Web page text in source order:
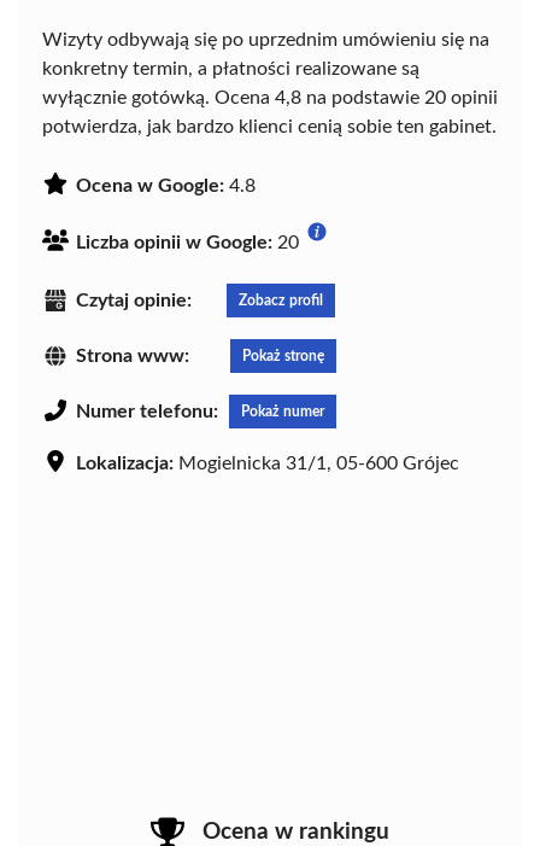
Wizyty odbywają się po uprzednim umówieniu się na
konkretny termin, a płatności realizowane są
wyłącznie gotówką. Ocena 4,8 na podstawie 20 opinii
potwierdza, jak bardzo klienci cenią sobie ten gabinet.
Ocena w Google: 4.8
Liczba opinii w Google: 20
Czytaj opinie: Zobacz profil
Strona www: Pokaż stronę
Numer telefonu: Pokaż numer
Lokalizacja: Mogielnicka 31/1, 05-600 Grójec
Ocena w rankingu